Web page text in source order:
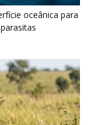
contra
campos